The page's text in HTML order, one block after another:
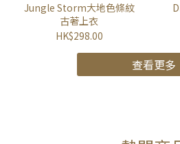
Jungle Storm大地色條紋
古著上衣
HK$298.00
查看更多